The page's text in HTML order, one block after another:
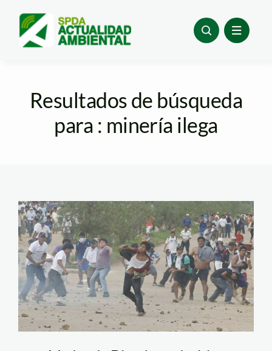
content
Resultados de búsqueda
para : minería ilega
lamula_madre_de_dios